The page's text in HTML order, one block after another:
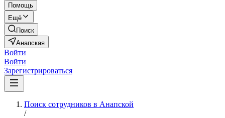
Помощь
Ещё
Поиск
Анапская
Войти
Войти
Зарегистрироваться
Поиск сотрудников в Анапской
/